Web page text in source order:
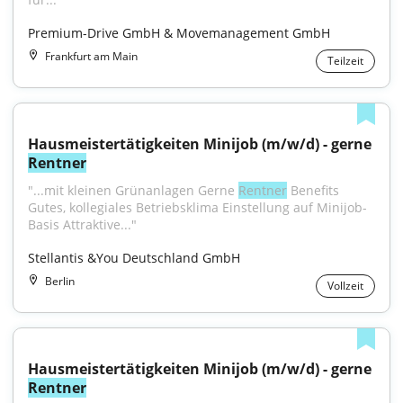
Premium-Drive GmbH & Movemanagement GmbH
Frankfurt am Main Teilzeit
Rentner
"...mit kleinen Grünanlagen Gerne Rentner Benefits
Gutes, kollegiales Betriebsklima Einstellung auf Minijob-
Basis Attraktive..."
Stellantis &You Deutschland GmbH
Berlin Vollzeit
Rentner